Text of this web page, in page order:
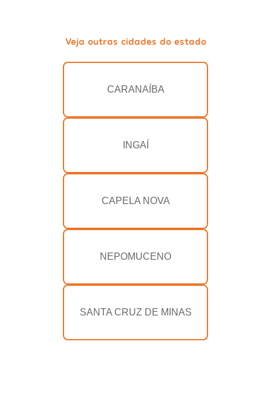
Veja outras cidades do estado
CARANAÍBA
INGAÍ
CAPELA NOVA
NEPOMUCENO
SANTA CRUZ DE MINAS